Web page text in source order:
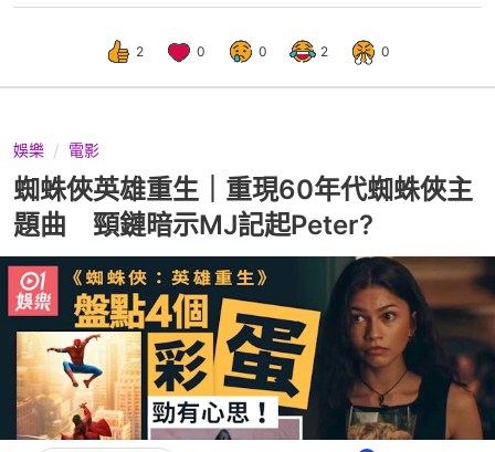
2 0 0 2 0
娛樂 電影
蜘蛛俠英雄重生｜重現60年代蜘蛛俠主
題曲 頸鏈暗示MJ記起Peter?